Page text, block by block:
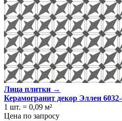
Лица плитки →
Керамогранит декор Эллен
1 шт. = 0,09 м²
Цена по запросу